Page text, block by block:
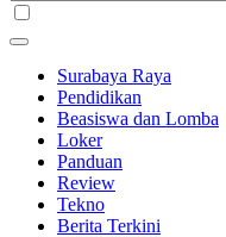
Surabaya Raya
Pendidikan
Beasiswa dan Lomba
Loker
Panduan
Review
Tekno
Berita Terkini